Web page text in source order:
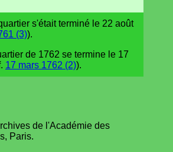
s'était terminé le 22 août
(3)).
de 1762 se termine le 17
17 mars 1762 (2)).
de l'Académie des
Paris.